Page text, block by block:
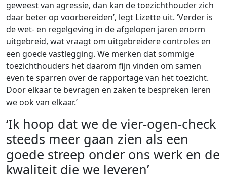
geweest van agressie, dan kan de toezichthouder zich
daar beter op voorbereiden’, legt Lizette uit. ‘Verder is
de wet- en regelgeving in de afgelopen jaren enorm
uitgebreid, wat vraagt om uitgebreidere controles en
een goede vastlegging. We merken dat sommige
toezichthouders het daarom fijn vinden om samen
even te sparren over de rapportage van het toezicht.
Door elkaar te bevragen en zaken te bespreken leren
we ook van elkaar.’
‘Ik hoop dat we de vier-ogen-check
steeds meer gaan zien als een
goede streep onder ons werk en de
kwaliteit die we leveren’